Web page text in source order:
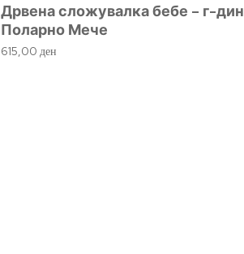
Дрвена сложувалка бебе – г-дин
Поларно Мече
615,00 ден